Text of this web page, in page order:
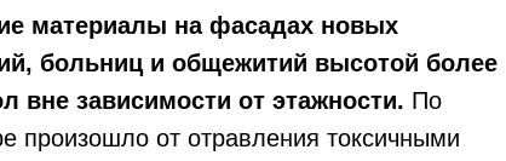
материалы на фасадах новых
больниц и общежитий высотой более
вне зависимости от этажности. По
произошло от отравления токсичными